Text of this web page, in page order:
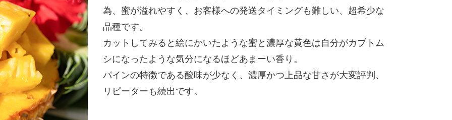
為、蜜が溢れやすく、お客様への発送タイミングも難しい、超希少な
品種です。
カットしてみると絵にかいたような蜜と濃厚な黄色は自分がカブトム
シになったような気分になるほどあまーい香り。
パインの特徴である酸味が少なく、濃厚かつ上品な甘さが大変評判、
リピーターも続出です。